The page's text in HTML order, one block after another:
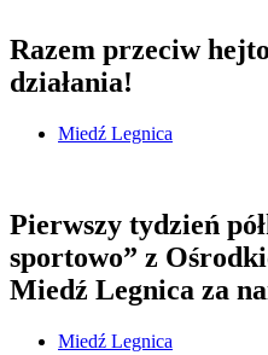
Razem przeciw
działania!
Miedź Legnica
Pierwszy tydzień
sportowo” z
Miedź Legnica za
Miedź Legnica